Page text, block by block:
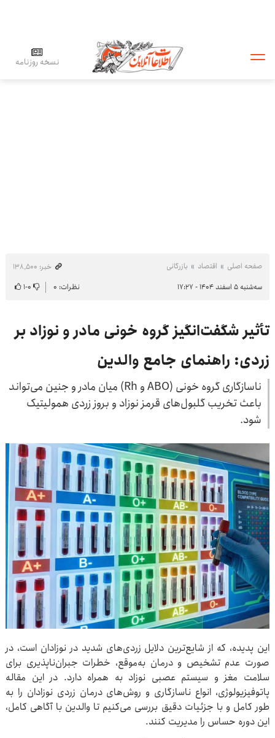
نسخه روزنامه
صفحه اصلی اقتصاد بازرگانی
خبر: ۱۳۸٬۵۰۰
سه‌شنبه ۵ اسفند ۱۴۰۴ - ۱۷:۲۷
نظرات: ۰ ۰-۱
تأثیر شگفت‌انگیز گروه خونی مادر و نوزاد بر
زردی: راهنمای جامع والدین
ناسازگاری گروه خونی (ABO و Rh) میان مادر و جنین می‌تواند
باعث تخریب گلبول‌های قرمز نوزاد و بروز زردی همولیتیک
شود.
این پدیده، که از شایع‌ترین دلایل زردی‌های شدید در نوزادان است، در
صورت عدم تشخیص و درمان به‌موقع، خطرات جبران‌ناپذیری برای
سلامت مغز و سیستم عصبی نوزاد به همراه دارد. در این مقاله
پاتوفیزیولوژی، انواع ناسازگاری و روش‌های درمان زردی نوزادان را به
طور کامل و با جزئیات دقیق بررسی می‌کنیم تا والدین با آگاهی کامل،
این دوره حساس را مدیریت کنند.